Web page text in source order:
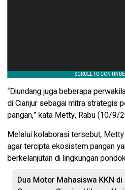
“Diundang juga beberapa
di Cianjur sebagai mitra strategis
pangan,” kata Metty, Rabu (10/9/
Melalui kolaborasi tersebut,
agar tercipta ekosistem pangan
berkelanjutan di lingkungan
Dua Motor Mahasiswa KKN di